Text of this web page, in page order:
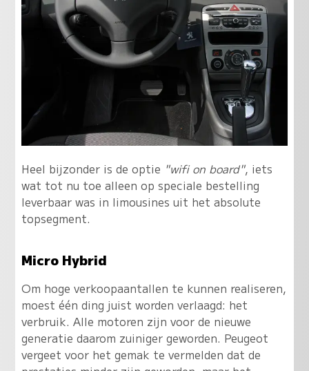
Heel bijzonder is de optie "wifi on board", iets
wat tot nu toe alleen op speciale bestelling
leverbaar was in limousines uit het absolute
topsegment.
Micro Hybrid
Om hoge verkoopaantallen te kunnen realiseren,
moest één ding juist worden verlaagd: het
verbruik. Alle motoren zijn voor de nieuwe
generatie daarom zuiniger geworden. Peugeot
vergeet voor het gemak te vermelden dat de